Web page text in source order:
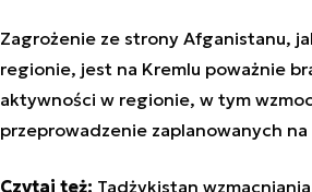
Zagrożenie ze strony Afganistanu,
regionie, jest na Kremlu poważnie
aktywności w regionie, w tym
przeprowadzenie zaplanowanych
Czytaj też: Tadżykistan